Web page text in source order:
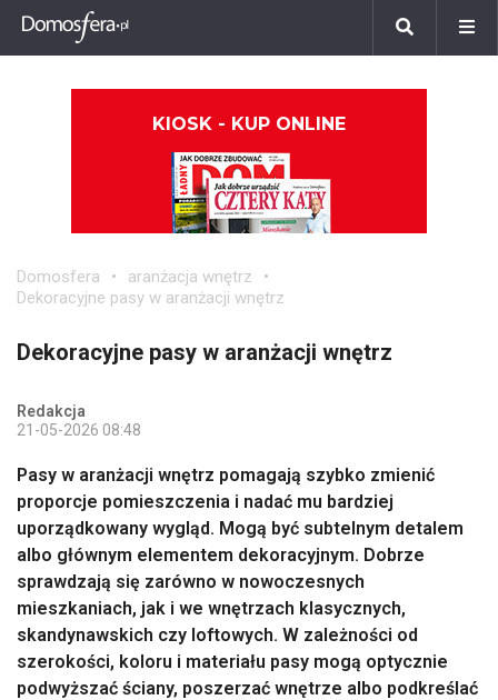
KIOSK - KUP ONLINE
Domosfera
aranżacja wnętrz
Dekoracyjne pasy w aranżacji wnętrz
Dekoracyjne pasy w aranżacji wnętrz
Redakcja
21-05-2026 08:48
Pasy w aranżacji wnętrz pomagają szybko zmienić
proporcje pomieszczenia i nadać mu bardziej
uporządkowany wygląd. Mogą być subtelnym detalem
albo głównym elementem dekoracyjnym. Dobrze
sprawdzają się zarówno w nowoczesnych
mieszkaniach, jak i we wnętrzach klasycznych,
skandynawskich czy loftowych. W zależności od
szerokości, koloru i materiału pasy mogą optycznie
podwyższać ściany, poszerzać wnętrze albo podkreślać